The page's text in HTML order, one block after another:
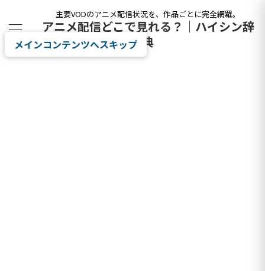
主要VODのアニメ配信状況を、作品ごとに完全網羅。
アニメ配信どこで見れる？｜ハイシン辞
典
メインコンテンツへスキップ